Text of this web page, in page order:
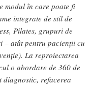
modul în care poate fi
integrate de stil de
Pilates, grupuri de
atât pentru pacienții cu
La reproiectarea
o abordare de 360 de
refacerea